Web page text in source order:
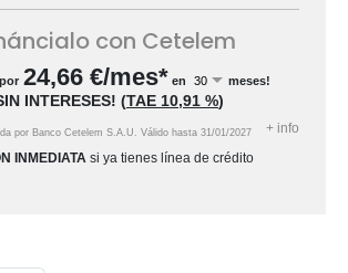
con Cetelem
24,66 €/mes* en meses!
INTERESES! (TAE 10,91 %)
por Banco Cetelem S.A.U. Válido hasta 31/01/2027 + info
INMEDIATA si ya tienes línea de crédito